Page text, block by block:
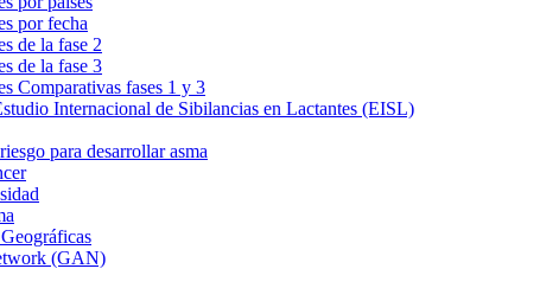
por fecha
de la fase 2
de la fase 3
Comparativas fases 1 y 3
Internacional de Sibilancias en Lactantes (EISL)
para desarrollar asma
(GAN)